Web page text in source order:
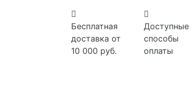
Бесплатная
доставка от
10 000 руб.
Доступные
способы
оплаты